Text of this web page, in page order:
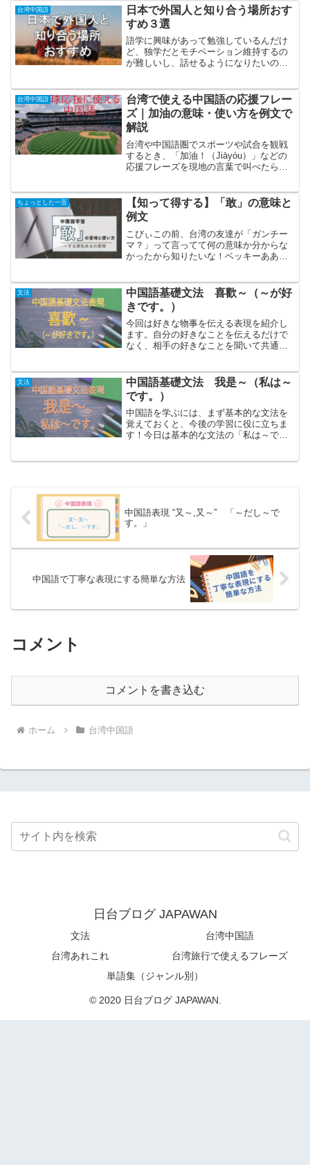
表現をそのまま紹介しますので、文法的
に必ずしも正しいわけでは...
台湾中国語
日本で外国人と知り合う場所おす
すめ３選
語学に興味があって勉強しているんだけ
ど、独学だとモチベーション維持するの
が難しいし、話せるようになりたいのに
そんな方のために記事です。語学を勉強
しているのは「いつか話せ...
台湾中国語
台湾で使える中国語の応援フレー
ズ｜加油の意味・使い方を例文で
解説
台湾や中国語圏でスポーツや試合を観戦
するとき、「加油！（Jiāyóu）」などの
応援フレーズを現地の言葉で叫べたら気
援・励ましに使える定番フレーズをまと
めました。この記事で...
ちょっとした一言
【知って得する】「敢」の意味と
例文
こびぃこの前、台湾の友達が「ガンチー
マ？」って言ってて何の意味か分からな
かったから知りたいな！ベッキーああ、
と同じ動詞につけて使う助動詞だよ。こ
びぃ「能」や「會」はテキス...
文法
中国語基礎文法 喜歡～（～が好
きです。）
今回は好きな物事を伝える表現を紹介し
ます。自分の好きなことを伝えるだけで
なく、相手の好きなことを聞いて共通の
を学んでいきましょう～「～が好きで
す」を中国語で表現するには...
文法
中国語基礎文法 我是～（私は～
です。）
中国語を学ぶには、まず基本的な文法を
覚えておくと、今後の学習に役に立ちま
す！今日は基本的な文法の「私は～で
中国語表現 “又～,又～” 「～だし～で
す。」
中国語で丁寧な表現にする簡単な方法
コメント
コメントを書き込む
ホーム 台湾中国語
日台ブログ JAPAWAN
文法
台湾中国語
台湾あれこれ
台湾旅行で使えるフレーズ
単語集（ジャンル別）
© 2020 日台ブログ JAPAWAN.